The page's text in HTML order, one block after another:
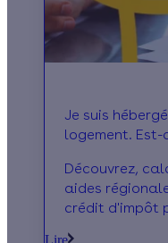
Je suis
logement. Est-
d’impôt ?
Découvrez,
aides
crédit d'impôt
Lire